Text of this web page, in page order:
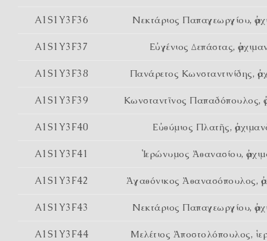
A1S1Y3F36 Νεκτάριος Παπαγεωργίου,
A1S1Y3F37 Εὐγένιος Δεπάστας,
A1S1Y3F38 Πανάρετος Κωνσταντινίδης,
A1S1Y3F39 Κωνσταντῖνος Παπαδόπουλος,
A1S1Y3F40 Εὐθύμιος Πλατῆς,
A1S1Y3F41 Ἱερώνυμος Ἀθανασίου,
A1S1Y3F42 Ἀγαθόνικος Ἀθανασόπουλος,
A1S1Y3F43 Νεκτάριος Παπαγεωργίου,
A1S1Y3F44 Μελέτιος Ἀποστολόπουλος,